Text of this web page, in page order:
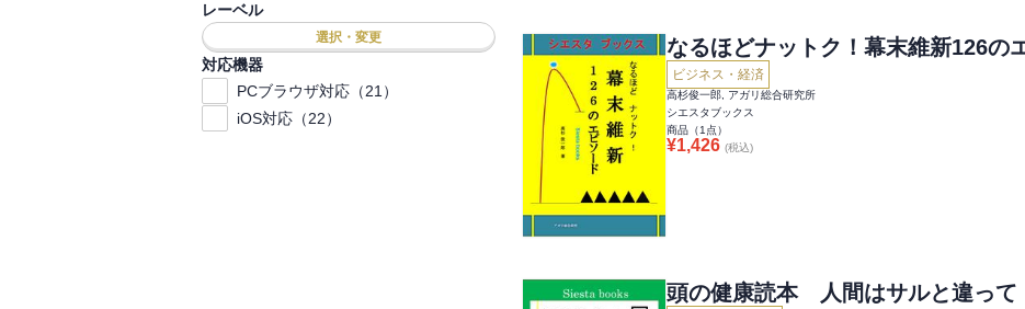
レーベル
選択・変更
対応機器
PCブラウザ対応（21）
iOS対応（22）
なるほどナットク！幕末維新126の
ビジネス・経済
高杉俊一郎, アガリ総合研究所
シエスタブックス
商品（1 点）
¥1,426 (税込)
頭の健康読本 人間はサルと違っ